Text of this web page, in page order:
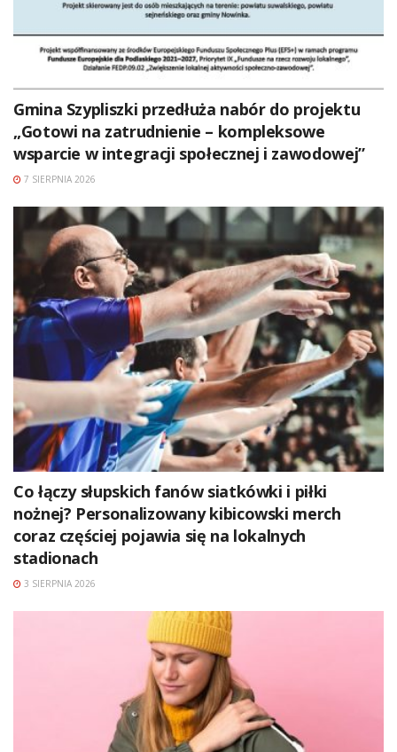
Gmina Szypliszki przedłuża nabór do projektu
„Gotowi na zatrudnienie – kompleksowe
wsparcie w integracji społecznej i zawodowej”
7 SIERPNIA 2026
Co łączy słupskich fanów siatkówki i piłki
nożnej? Personalizowany kibicowski merch
coraz częściej pojawia się na lokalnych
stadionach
3 SIERPNIA 2026